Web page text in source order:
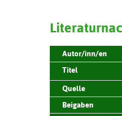
Autor/inn/en
Titel
Quelle
Beigaben